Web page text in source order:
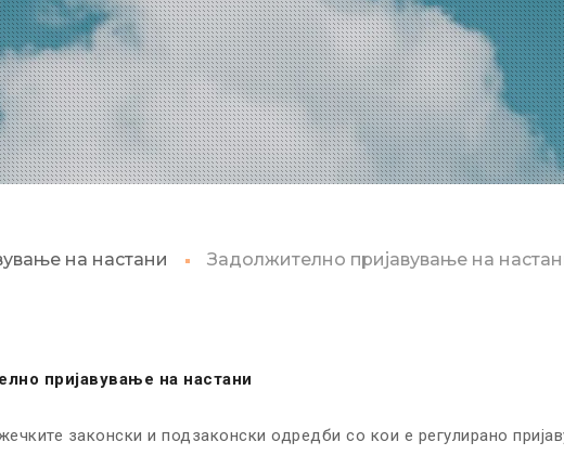
на настани Задолжително пријавување на
пријавување на настани
законски и подзаконски одредби со кои е регулирано